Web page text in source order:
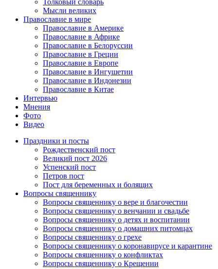
Толковый словарь
Мысли великих
Православие в мире
Православие в Америке
Православие в Африке
Православие в Белоруссии
Православие в Греции
Православие в Европе
Православие в Ингушетии
Православие в Индонезии
Православие в Китае
Интервью
Мнения
Фото
Видео
Праздники и посты
Рождественский пост
Великий пост 2026
Успенский пост
Петров пост
Пост для беременных и болящих
Вопросы священнику
Вопросы священнику о вере и благочестии
Вопросы священнику о венчании и свадьбе
Вопросы священнику о детях и воспитании
Вопросы священнику о домашних питомцах
Вопросы священнику о грехе
Вопросы священнику о коронавирусе и карантине
Вопросы священнику о конфликтах
Вопросы священнику о Крещении